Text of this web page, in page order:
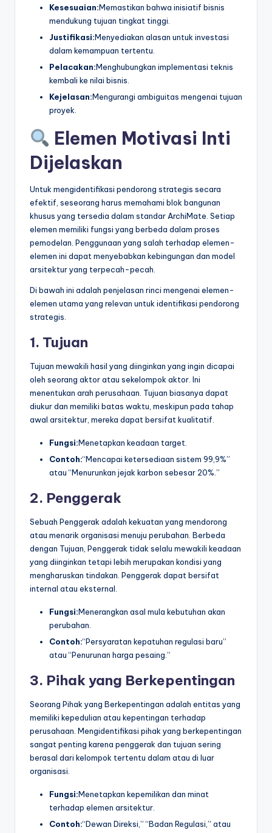
Kesesuaian:Memastikan bahwa inisiatif bisnis
mendukung tujuan tingkat tinggi.
Justifikasi:Menyediakan alasan untuk investasi
dalam kemampuan tertentu.
Pelacakan:Menghubungkan implementasi teknis
kembali ke nilai bisnis.
Kejelasan:Mengurangi ambiguitas mengenai tujuan
proyek.
Elemen Motivasi Inti
Dijelaskan
Untuk mengidentifikasi pendorong strategis secara
efektif, seseorang harus memahami blok bangunan
khusus yang tersedia dalam standar ArchiMate. Setiap
elemen memiliki fungsi yang berbeda dalam proses
pemodelan. Penggunaan yang salah terhadap elemen-
elemen ini dapat menyebabkan kebingungan dan model
arsitektur yang terpecah-pecah.
Di bawah ini adalah penjelasan rinci mengenai elemen-
elemen utama yang relevan untuk identifikasi pendorong
strategis.
1. Tujuan
Tujuan mewakili hasil yang diinginkan yang ingin dicapai
oleh seorang aktor atau sekelompok aktor. Ini
menentukan arah perusahaan. Tujuan biasanya dapat
diukur dan memiliki batas waktu, meskipun pada tahap
awal arsitektur, mereka dapat bersifat kualitatif.
Fungsi:Menetapkan keadaan target.
Contoh:“Mencapai ketersediaan sistem 99,9%”
atau “Menurunkan jejak karbon sebesar 20%.”
2. Penggerak
Sebuah Penggerak adalah kekuatan yang mendorong
atau menarik organisasi menuju perubahan. Berbeda
dengan Tujuan, Penggerak tidak selalu mewakili keadaan
yang diinginkan tetapi lebih merupakan kondisi yang
mengharuskan tindakan. Penggerak dapat bersifat
internal atau eksternal.
Fungsi:Menerangkan asal mula kebutuhan akan
perubahan.
Contoh:“Persyaratan kepatuhan regulasi baru”
atau “Penurunan harga pesaing.”
3. Pihak yang Berkepentingan
Seorang Pihak yang Berkepentingan adalah entitas yang
memiliki kepedulian atau kepentingan terhadap
perusahaan. Mengidentifikasi pihak yang berkepentingan
sangat penting karena penggerak dan tujuan sering
berasal dari kelompok tertentu dalam atau di luar
organisasi.
Fungsi:Menetapkan kepemilikan dan minat
terhadap elemen arsitektur.
Contoh:“Dewan Direksi,” “Badan Regulasi,” atau